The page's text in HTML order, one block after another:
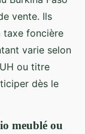
vente. Ils
taxe foncière
varie selon
ou titre
dès le
meublé ou